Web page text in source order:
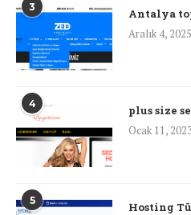
3
Antalya
Aralık 4, 2025
4
plus size
Ocak 11,
5
Hosting